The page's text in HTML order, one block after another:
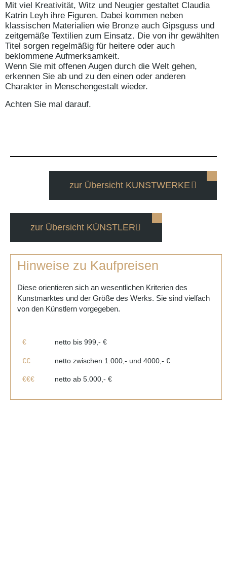
Mit viel Kreativität, Witz und Neugier gestaltet Claudia
Katrin Leyh ihre Figuren. Dabei kommen neben
klassischen Materialien wie Bronze auch Gipsguss und
zeitgemäße Textilien zum Einsatz. Die von ihr gewählten
Titel sorgen regelmäßig für heitere oder auch
beklommene Aufmerksamkeit.
Wenn Sie mit offenen Augen durch die Welt gehen,
erkennen Sie ab und zu den einen oder anderen
Charakter in Menschengestalt wieder.
Achten Sie mal darauf.
zur Übersicht KUNSTWERKE
zur Übersicht KÜNSTLER
Hinweise zu Kaufpreisen
Diese orientieren sich an wesentlichen Kriterien des
Kunstmarktes und der Größe des Werks. Sie sind vielfach
von den Künstlern vorgegeben.
€
€€
€€€
netto bis 999,- €
netto zwischen 1.000,- und 4000,- €
netto ab 5.000,- €